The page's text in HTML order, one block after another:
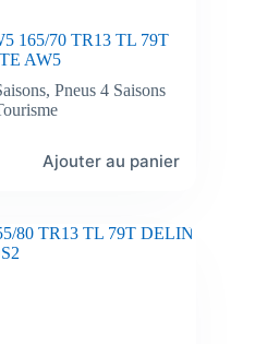
165/70 TR13 TL 79T
AW5
,Pneus 4 Saisons
Ajouter au panier